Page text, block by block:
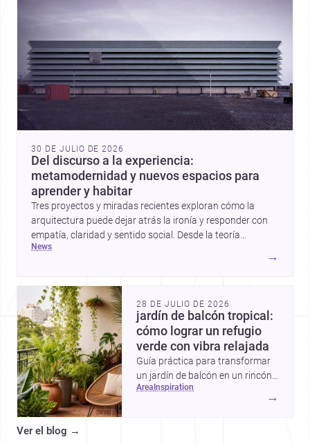
30 DE JULIO DE 2026
Del discurso a la experiencia:
metamodernidad y nuevos espacios para
aprender y habitar
Tres proyectos y miradas recientes exploran cómo la
arquitectura puede dejar atrás la ironía y responder con
empatía, claridad y sentido social. Desde la teoría
metamoderna hasta centros infantiles y una vivienda
news
→
28 DE JULIO DE 2026
jardín de balcón tropical:
cómo lograr un refugio
verde con vibra relajada
Guía práctica para transformar
un jardín de balcón en un rincón
tropical con plantas
area inspiration
→
Ver el blog →